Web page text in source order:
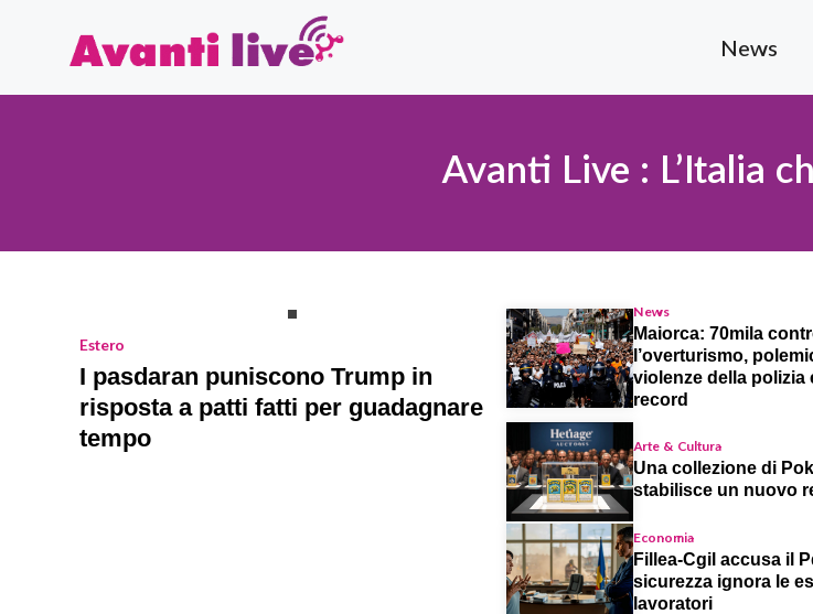
News
Avanti Live : L’Italia
Estero
I pasdaran puniscono Trump in
risposta a patti fatti per guadagnare
tempo
News
Maiorca: 70mila
l’overturismo,
violenze della polizia
record
Arte & Cultura
Una collezione di
stabilisce un nuovo
Economia
Fillea-Cgil accusa il
sicurezza ignora le
lavoratori